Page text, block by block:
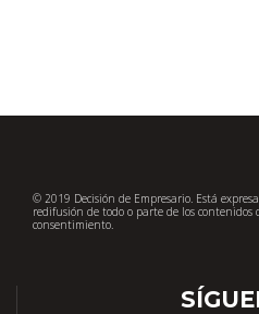
© 2019 Decisión de Empresario. Está
redifusión de todo o parte de los contenidos
consentimiento.